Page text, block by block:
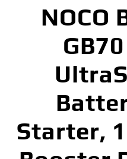
NOCO
Starter,